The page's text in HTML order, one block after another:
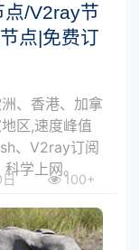
/V2ray节
点|免费订
、香港、加拿
区,速度峰值
、V2ray订阅
学上网。
100+